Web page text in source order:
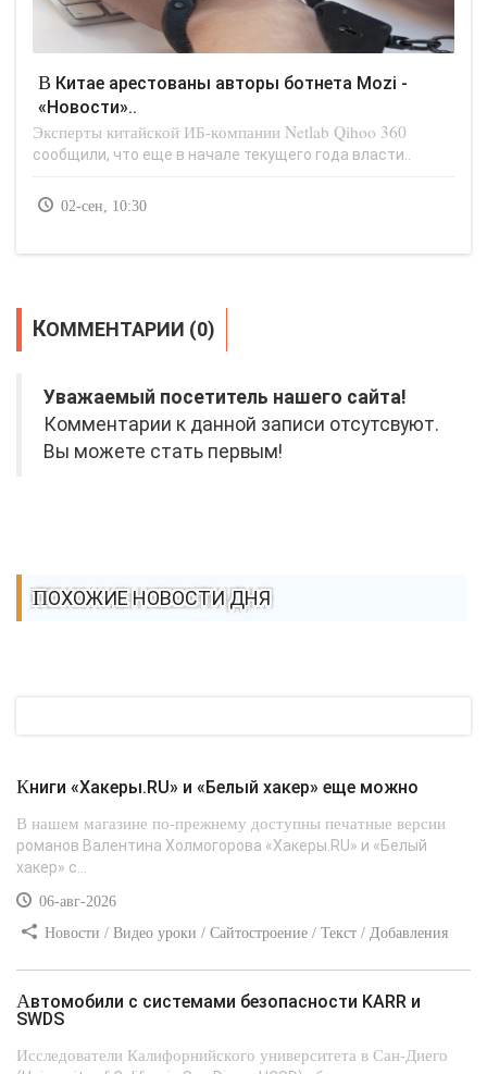
В Китае арестованы авторы ботнета Mozi -
«Новости»..
Эксперты китайской ИБ-компании Netlab Qihoo 360
сообщили, что еще в начале текущего года власти..
02-сен, 10:30
КОММЕНТАРИИ (0)
Уважаемый посетитель нашего сайта!
Комментарии к данной записи отсутсвуют.
Вы можете стать первым!
ПОХОЖИЕ НОВОСТИ ДНЯ
Книги «Хакеры.RU» и «Белый хакер» еще можно
В нашем магазине по-прежнему доступны печатные версии
романов Валентина Холмогорова «Хакеры.RU» и «Белый
хакер» с...
06-авг-2026
Новости / Видео уроки / Сайтостроение / Текст / Добавления
Автомобили с системами безопасности KARR и
SWDS
Исследователи Калифорнийского университета в Сан-Диего